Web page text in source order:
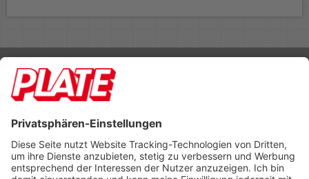
Rufen Sie uns an 04298 401-0
Lieferbedingungen Impressum
Footer anzeigen
PLATE Büromaterial Vertriebs GmbH